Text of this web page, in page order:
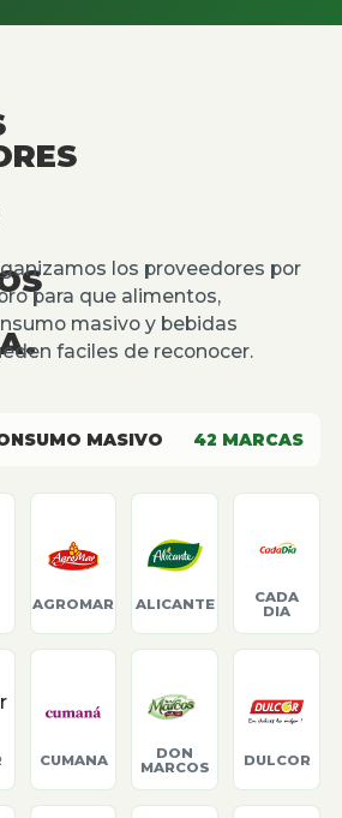
los proveedores por
para que alimentos,
masivo y bebidas
faciles de reconocer.
MASIVO 42 MARCAS
AGROMAR ALICANTE
CADA
DIA
CUMANA
DON
MARCOS
DULCOR